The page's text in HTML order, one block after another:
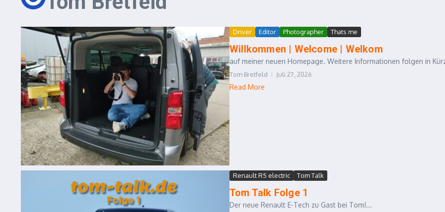
Driver Editor Photographer Thats me
Willkommen | Welcome | Welkom
auf meiner neuen Homepage. Weitere Informationen folgen in
Tom Bretfeld Juli 27, 2026
Read More
Renault R5 electric Tom Talk
Tom Talk Folge 1
Der neue Renault E-Tech zu Gast bei Tom!...